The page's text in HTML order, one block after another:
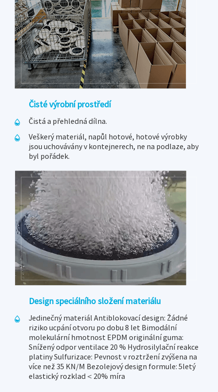
Čisté výrobní prostředí
Čistá a přehledná dílna.
Veškerý materiál, napůl hotové, hotové výrobky
jsou uchovávány v kontejnerech, ne na podlaze, aby
byl pořádek.
Design speciálního složení materiálu
Jedinečný materiál Antiblokovací design: Žádné
riziko ucpání otvoru po dobu 8 let Bimodální
molekulární hmotnost EPDM originální guma:
Snížený odpor ventilace 20 % Hydrosilylační reakce
platiny Sulfurizace: Pevnost v roztržení zvýšena na
více než 35 KN/M Bezolejový design formule: 5letý
elastický rozklad＜20% míra